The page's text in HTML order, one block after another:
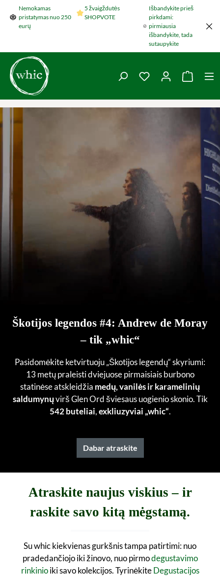
Šokti į pagrindinį turinį
Nemokamas
pristatymas nuo 250
eurų
5 žvaigždutės
SHOPVOTE
Išbandykite prieš
pirkdami:
pirmiausia
išbandykite, tada
sutaupykite
You have 0 wishlist
Škotijos legendos #4: Andrew de Moray
– tik „whic“
Pasidomėkite ketvirtuoju „Škotijos legendų“ skyriumi:
13 metų praleisti dviejuose pirmaisiais burbono
statinėse atskleidžia medų, vanilės ir karamelinių
saldumynųvirš Glen Ord šviesaus uogienio skonio. Tik
542 buteliai,exkliuzyviai „whic“.
Dabar atraskite
Atraskite naujus viskius – ir
raskite savo kitą mėgstamą.
Su whic kiekvienas gurkšnis tampa patirtimi: nuo
pradedančiojo iki žinovo, nuo pirmodegustavimo
rinkinioiki savo kolekcijos. TyrinėkiteDegustacijos